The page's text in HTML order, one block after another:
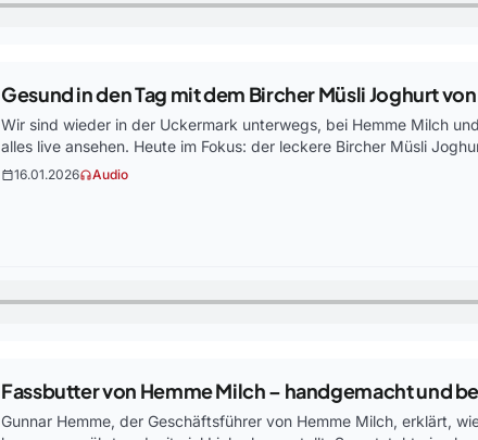
Gesund in den Tag mit dem Bircher Müsli Joghurt
Wir sind wieder in der Uckermark unterwegs, bei Hemme Milch
alles live ansehen. Heute im Fokus: der leckere Bircher Müsli
calendar_today16.01.2026headphonesAudio
Fassbutter von Hemme Milch – handgemacht und
Gunnar Hemme, der Geschäftsführer von Hemme Milch, erklärt,